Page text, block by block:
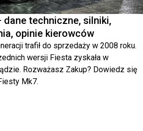
dane techniczne, silniki,
opinie kierowców
trafił do sprzedaży w 2008 roku.
wersji Fiesta zyskała w
Rozważasz Zakup? Dowiedz się
Mk7.